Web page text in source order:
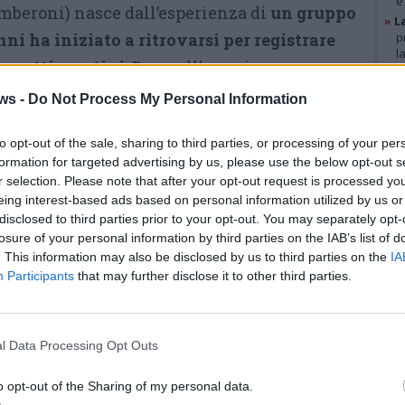
- Do Not Process My Personal Information
opt-out of the sale, sharing to third parties, or processing of your
for targeted advertising by us, please use the below opt-out
selection. Please note that after your opt-out request is processed
interest-based ads based on personal information utilized by us
to third parties prior to your opt-out. You may separately
of your personal information by third parties on the IAB’s list of
This information may also be disclosed by us to third parties on the
Participants that may further disclose it to other third parties.
Data Processing Opt Outs
opt-out of the Sharing of my personal data.
nasce dall’esperienza di un gruppo
ha iniziato a ritrovarsi per registrare
creativi.Da quell’esperienza
di dare vita a una realtà associativa
musica originale
eventi culturali sul territorio.
«CCRec ènata in modo molto
spontaneo,registrando musica
tra amici quasi per gioco. Col
tempo però è diventata qualcosa
presidente dell’associazione.
Lassociazione è attiva
»